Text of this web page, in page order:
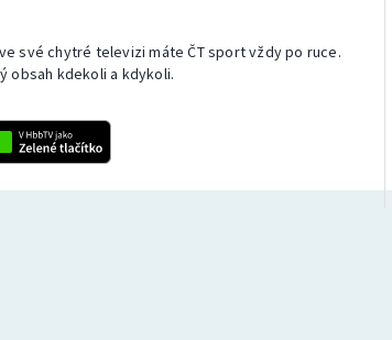
své chytré televizi máte ČT sport vždy po ruce.
obsah kdekoli a kdykoli.